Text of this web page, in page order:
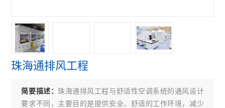
珠海通排风工程
简要描述：珠海通排风工程与舒适性空调系统的通风设计
要求不同，主要目的是提供安全、舒适的工作环境，减少